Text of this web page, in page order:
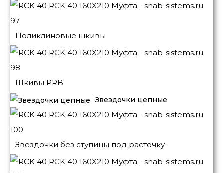
Поликлиновые шкивы
Шкивы PRB
Звездочки цепные
Звездочки без ступицы под расточку